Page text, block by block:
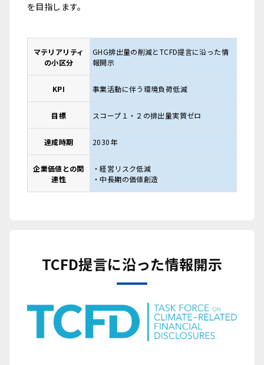
を目指します。
マテリアリティ
の小区分
GHG排出量の削減とTCFD提言に沿った情
報開示
KPI 事業活動に伴う環境負荷低減
目標 スコープ１・２の排出量実質ゼロ
達成時期 2030年
企業価値との関
連性
・経営リスク低減
・中長期の価値創造
TCFD提言に沿った情報開示